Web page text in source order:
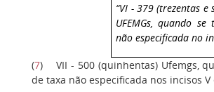
“VI - 379 (trezentas e
UFEMGs, quando
não especificada no
(7)
VII - 500 (quinhentas) Ufemgs,
de taxa não especificada nos incisos V